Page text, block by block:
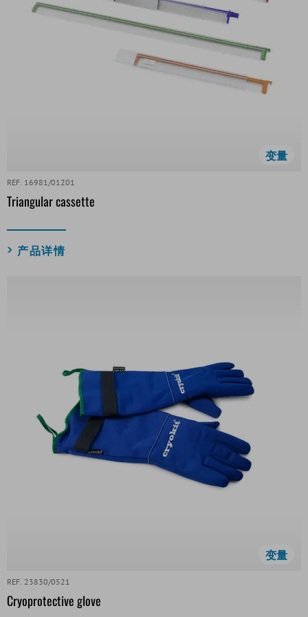
变量
REF. 16981/01201
Triangular cassette
产品详情
变量
REF. 23830/0521
Cryoprotective glove